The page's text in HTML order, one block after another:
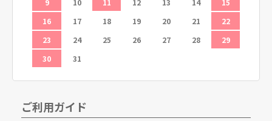
16
17 18 19 20 21
22
23
24 25 26 27 28
29
30
31
ご利用ガイド